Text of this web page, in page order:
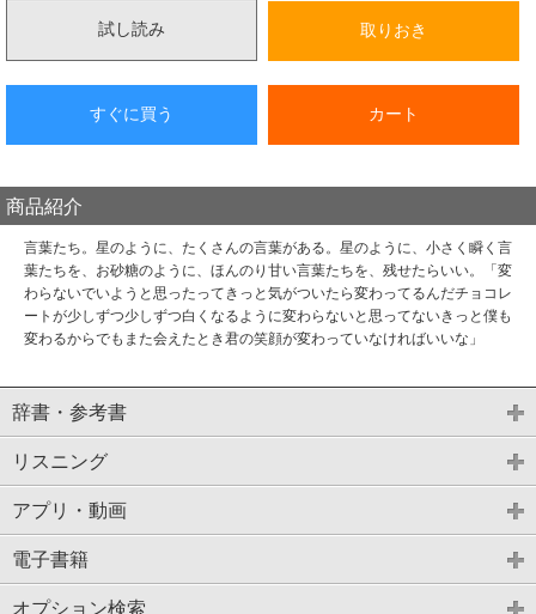
試し読み 取りおき
すぐに買う カート
商品紹介
言葉たち。星のように、たくさんの言葉がある。星のように、小さく瞬く言
葉たちを、お砂糖のように、ほんのり甘い言葉たちを、残せたらいい。「変
わらないでいようと思ったってきっと気がついたら変わってるんだチョコレ
ートが少しずつ少しずつ白くなるように変わらないと思ってないきっと僕も
変わるからでもまた会えたとき君の笑顔が変わっていなければいいな」
辞書・参考書
リスニング
アプリ・動画
電子書籍
オプション検索